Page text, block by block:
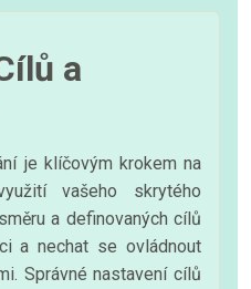
a
je klíčovým krokem na
vašeho skrytého
a definovaných cílů
a nechat se ovládnout
Správné nastavení cílů